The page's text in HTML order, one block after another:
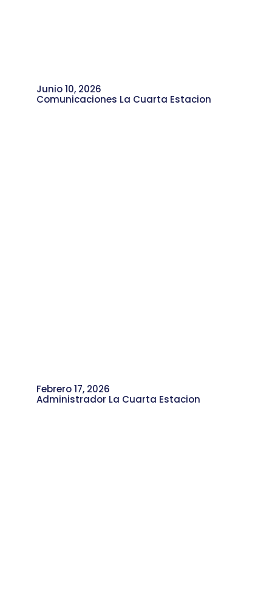
Junio 10, 2026
Comunicaciones La Cuarta Estacion
Febrero 17, 2026
Administrador La Cuarta Estacion